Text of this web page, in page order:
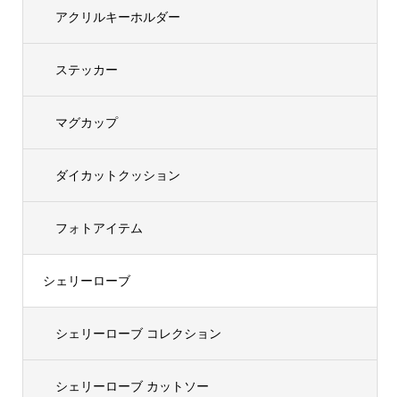
アクリルキーホルダー
ステッカー
マグカップ
ダイカットクッション
フォトアイテム
シェリーローブ
シェリーローブ コレクション
シェリーローブ カットソー